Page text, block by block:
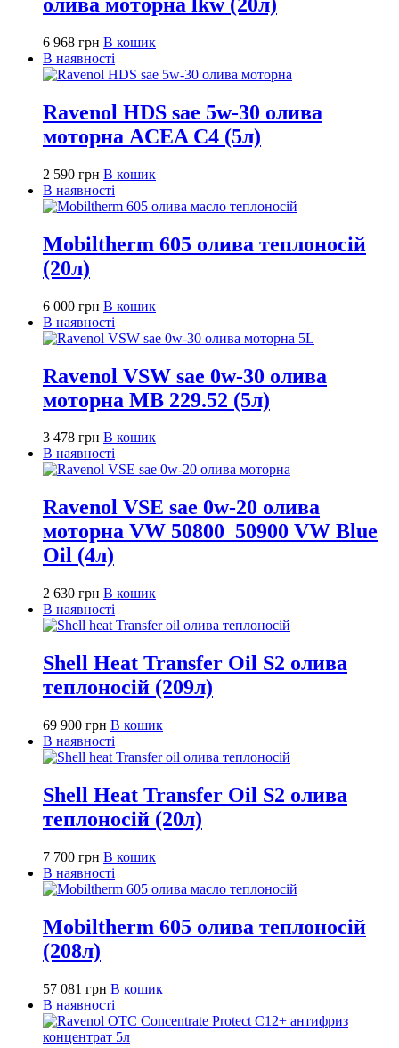
6 968 грн В кошик
В наявності
Ravenol HDS sae 5w-30 олива
моторна ACEA C4 (5л)
2 590 грн В кошик
В наявності
Mobiltherm 605 олива теплоносій
(20л)
6 000 грн В кошик
В наявності
Ravenol VSW sae 0w-30 олива
моторна MB 229.52 (5л)
3 478 грн В кошик
В наявності
Ravenol VSE sae 0w-20 олива
моторна VW 50800_50900 VW Blue
Oil (4л)
2 630 грн В кошик
В наявності
Shell Heat Transfer Oil S2 олива
теплоносій (209л)
69 900 грн В кошик
В наявності
Shell Heat Transfer Oil S2 олива
теплоносій (20л)
7 700 грн В кошик
В наявності
Mobiltherm 605 олива теплоносій
(208л)
57 081 грн В кошик
В наявності